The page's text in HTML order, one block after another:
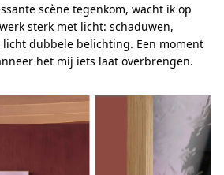
scène tegenkom, wacht ik op
sterk met licht: schaduwen,
dubbele belichting. Een moment
het mij iets laat overbrengen.